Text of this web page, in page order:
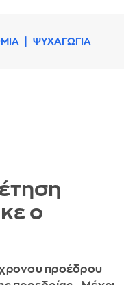
ΨΥΧΑΓΩΓΙΑ
ο
προέδρου